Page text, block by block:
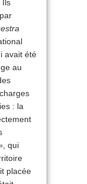
Ils
avait été
au
: la
qui
placée